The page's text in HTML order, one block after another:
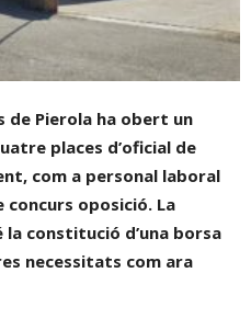
de Pierola ha obert un
places d’oficial de
com a personal laboral
concurs oposició. La
constitució d’una borsa
necessitats com ara